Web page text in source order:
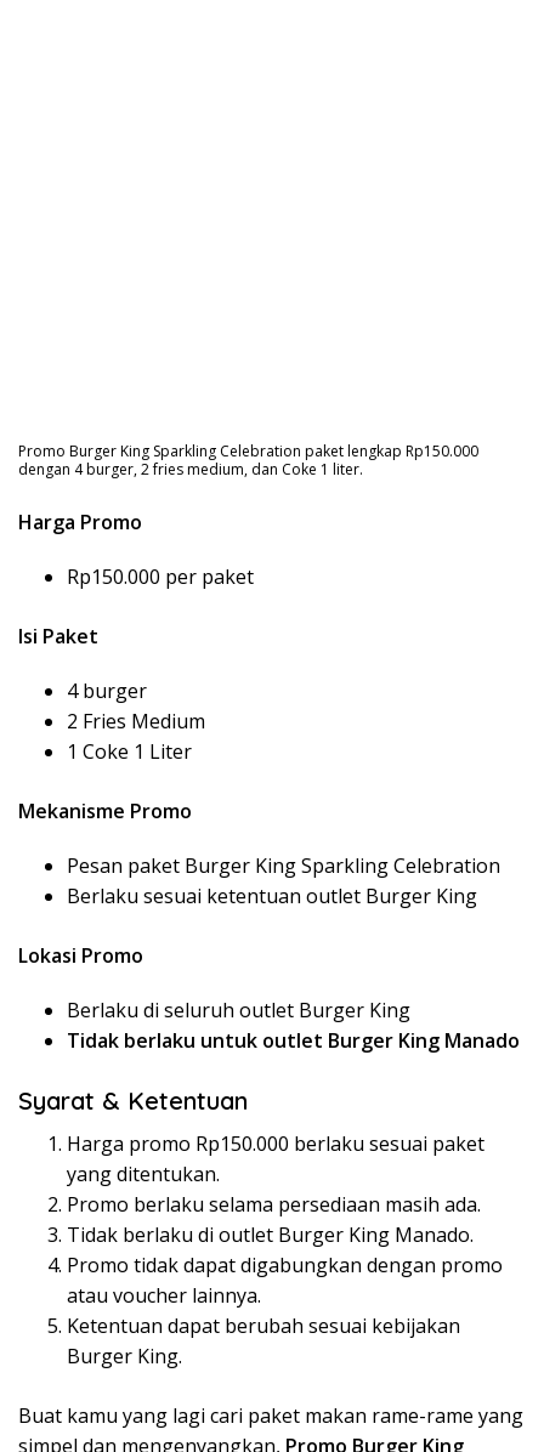
Promo Burger King Sparkling Celebration paket lengkap Rp150.000
dengan 4 burger, 2 fries medium, dan Coke 1 liter.
Harga Promo
Rp150.000 per paket
Isi Paket
4 burger
2 Fries Medium
1 Coke 1 Liter
Mekanisme Promo
Pesan paket Burger King Sparkling Celebration
Berlaku sesuai ketentuan outlet Burger King
Lokasi Promo
Berlaku di seluruh outlet Burger King
Tidak berlaku untuk outlet Burger King Manado
Syarat & Ketentuan
Harga promo Rp150.000 berlaku sesuai paket
yang ditentukan.
Promo berlaku selama persediaan masih ada.
Tidak berlaku di outlet Burger King Manado.
Promo tidak dapat digabungkan dengan promo
atau voucher lainnya.
Ketentuan dapat berubah sesuai kebijakan
Burger King.
Buat kamu yang lagi cari paket makan rame-rame yang
simpel dan mengenyangkan, Promo Burger King